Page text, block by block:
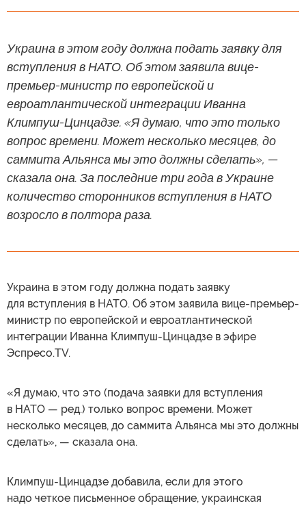
Украина в этом году должна подать заявку для
вступления в НАТО. Об этом заявила вице-
премьер-министр по европейской и
евроатлантической интеграции Иванна
Климпуш-Цинцадзе. «Я думаю, что это только
вопрос времени. Может несколько месяцев, до
саммита Альянса мы это должны сделать», —
сказала она. За последние три года в Украине
количество сторонников вступления в НАТО
возросло в полтора раза.
Украина в этом году должна подать заявку
для вступления в НАТО. Об этом заявила вице-премьер-
министр по европейской и евроатлантической
интеграции Иванна Климпуш-Цинцадзе в эфире
Эспресо.TV.
«Я думаю, что это (подача заявки для вступления
в НАТО — ред.) только вопрос времени. Может
несколько месяцев, до саммита Альянса мы это должны
сделать», — сказала она.
Климпуш-Цинцадзе добавила, если для этого
надо четкое письменное обращение, украинская